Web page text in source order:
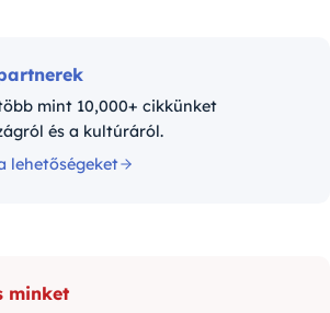
mint 10,000+ cikkünket
és a kultúráról.
lehetőségeket
minket